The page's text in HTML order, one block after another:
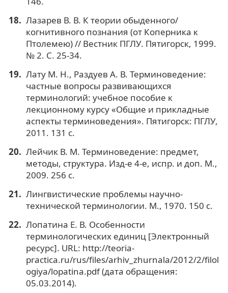
Лазарев В. В. К теории обыденного/
когнитивного познания (от Коперника к
Птолемею) // Вестник ПГЛУ. Пятигорск, 1999.
№ 2. С. 25-34.
Лату М. Н., Раздуев А. В. Терминоведение:
частные вопросы развивающихся
терминологий: учебное пособие к
лекционному курсу «Общие и прикладные
аспекты терминоведения». Пятигорск: ПГЛУ,
2011. 131 с.
Лейчик В. М. Терминоведение: предмет,
методы, структура. Изд-е 4-е, испр. и доп. М.,
2009. 256 с.
Лингвистические проблемы научно-
технической терминологии. М., 1970. 150 с.
Лопатина Е. В. Особенности
терминологических единиц [Электронный
ресурс]. URL: http://teoria-
practica.ru/rus/files/arhiv_zhurnala/2012/2/filol
ogiya/lopatina.pdf (дата обращения:
05.03.2014).